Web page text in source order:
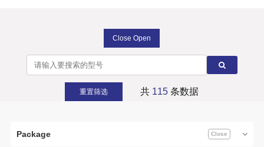
Close Open
重置筛选 共 115 条数据
Package